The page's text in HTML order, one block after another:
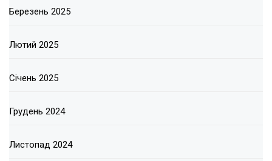
Березень 2025
Лютий 2025
Січень 2025
Грудень 2024
Листопад 2024